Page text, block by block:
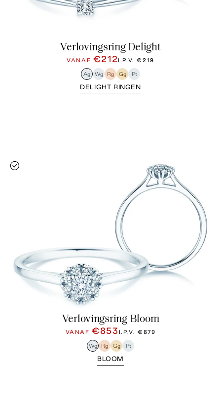
Verlovingsring Delight
VANAF €212I.P.V.€219
Ag Wg Rg Gg Pt
DELIGHT RINGEN
Verlovingsring Bloom
VANAF€853 I.P.V. €879
Wg Rg Gg Pt
BLOOM